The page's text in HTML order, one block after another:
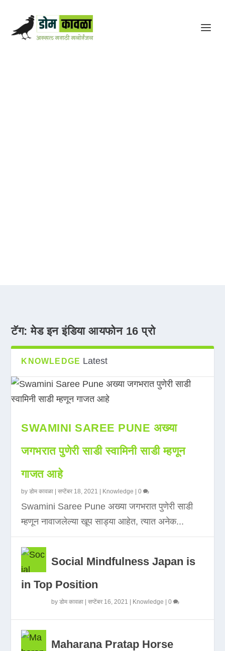
टॅग:मेड इन इंडिया आयफोन 16 प्रो
KNOWLEDGE Latest
SWAMINI SAREE PUNE अख्या
जगभरात पुणेरी साडी स्वामिनी साडी म्हणून
गाजत आहे
byडोम कावळा |सप्टेंबर 18, 2021 Knowledge |0
Swamini Saree Pune अख्या जगभरात पुणेरी साडी
म्हणून नावाजलेल्या खूप साड्या आहेत, त्यात अनेक...
Social Mindfulness Japan is
in Top Position
byडोम कावळा |सप्टेंबर 16, 2021 Knowledge |0
Maharana Pratap Horse